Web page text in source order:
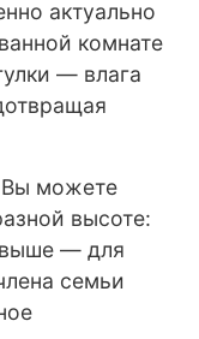
актуально
комнате
— влага
Вы можете
высоте:
выше — для
семьи